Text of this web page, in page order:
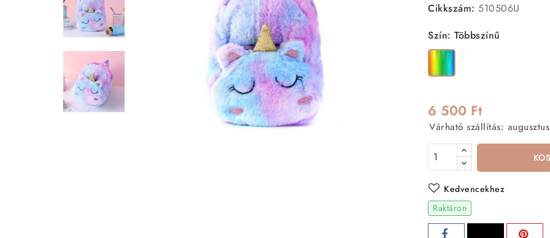
Cikkszám: 510506U
Szín: Többszínű
Többszínű
6 500 Ft
Várható szállítás:
Kedvencekhez
Raktáron